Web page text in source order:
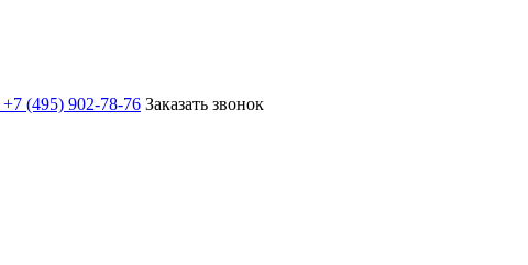
+7 (495) 902-78-76 Заказать звонок